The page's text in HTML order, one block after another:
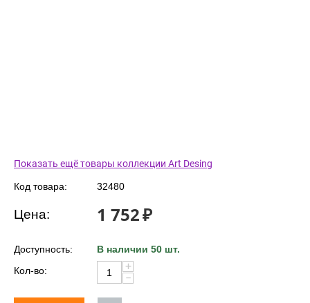
Показать ещё товары коллекции Art Desing
Код товара: 32480
Цена: 1 752₽
Доступность:
В наличии 50 шт.
Кол-во:
+
−